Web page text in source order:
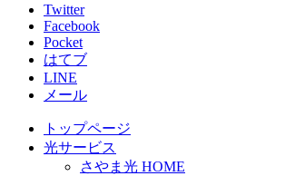
Twitter
Facebook
Pocket
はてブ
LINE
メール
トップページ
光サービス
さやま光 HOME